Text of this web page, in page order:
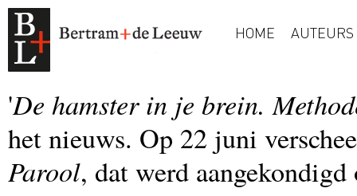
HOME AUTEURS
'De hamster in je brein.
het nieuws. Op 22 juni
Parool, dat werd